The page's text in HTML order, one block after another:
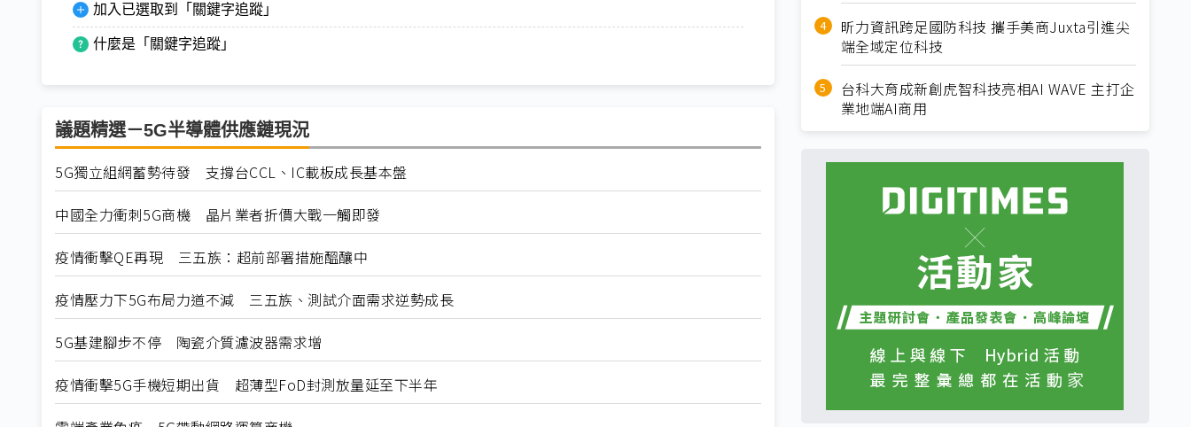
加入已選取到「關鍵字追蹤」
什麼是「關鍵字追蹤」
議題精選－5G半導體供應鏈現況
5G獨立組網蓄勢待發 支撐台CCL、IC載板成長基本盤
中國全力衝刺5G商機 晶片業者折價大戰一觸即發
疫情衝擊QE再現 三五族：超前部署措施醞釀中
疫情壓力下5G布局力道不減 三五族、測試介面需求逆勢成長
5G基建腳步不停 陶瓷介質濾波器需求增
疫情衝擊5G手機短期出貨 超薄型FoD封測放量延至下半年
昕力資訊跨足國防科技 攜手美商Juxta引進尖
端全域定位科技
台科大育成新創虎智科技亮相AI WAVE 主打企
業地端AI商用